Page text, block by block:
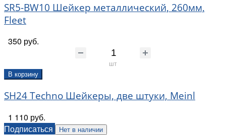
SR5-BW10 Шейкер металлический, 260мм,
Fleet
350 руб.
шт
В корзину
SH24 Techno Шейкеры, две штуки, Meinl
1 110 руб.
Подписаться
Нет в наличии